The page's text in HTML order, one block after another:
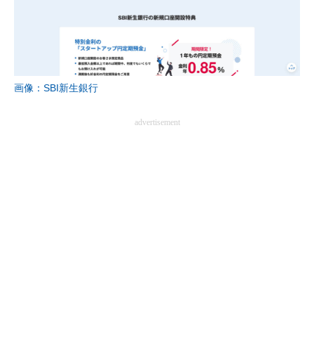
ビジネスと働き方のヒント
AI活用のいまが分かる
企業ITのトレンドを詳説
画像：SBI新生銀行
advertisement